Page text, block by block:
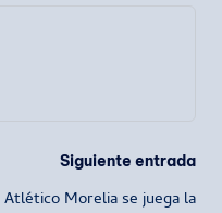
Siguiente entrada
Atlético Morelia se juega la